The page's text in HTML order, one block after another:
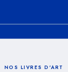
NOS LIVRES D'ART